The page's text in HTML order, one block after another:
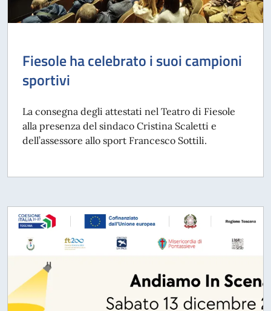
Fiesole ha celebrato i suoi campioni
sportivi
La consegna degli attestati nel Teatro di Fiesole
alla presenza del sindaco Cristina Scaletti e
dell’assessore allo sport Francesco Sottili.